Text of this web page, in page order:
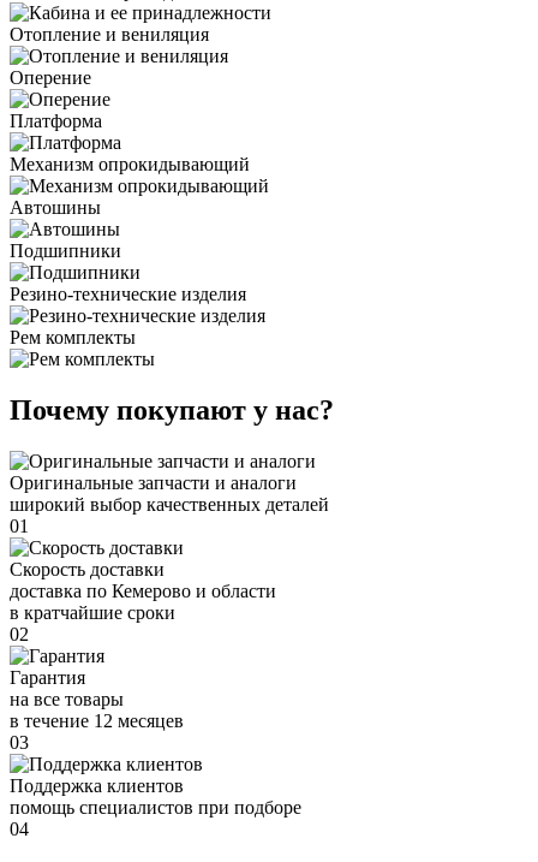
Отопление и вениляция
Оперение
Платформа
Механизм опрокидывающий
Автошины
Подшипники
Резино-технические изделия
Рем комплекты
Почему покупают у нас?
Оригинальные запчасти и аналоги
широкий выбор качественных деталей
01
Скорость доставки
доставка по Кемерово и области
в кратчайшие сроки
02
Гарантия
на все товары
в течение 12 месяцев
03
Поддержка клиентов
помощь специалистов при подборе
04